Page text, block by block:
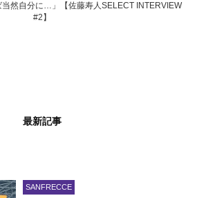
然自分に…」【佐藤寿人SELECT INTERVIEW
#2】
最新記事
SANFRECCE